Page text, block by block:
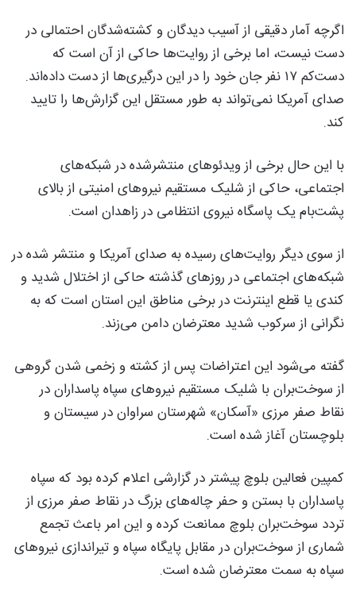
اگرچه آمار دقیقی از آسیب دیدگان و کشته‌شدگان احتمالی در
دست نیست، اما برخی از روایت‌ها حاکی از آن است که
دست‌کم ۱۷ نفر جان خود را در این درگیری‌ها از دست داده‌اند.
صدای آمریکا نمی‌تواند به طور مستقل این گزارش‌ها را تایید
کند.
با این حال برخی از ویدئوهای منتشرشده در شبکه‌های
اجتماعی، حاکی از شلیک مستقیم نیروهای امنیتی از بالای
پشت‌بام یک پاسگاه نیروی انتظامی در زاهدان است.
از سوی دیگر روایت‌های رسیده به صدای آمریکا و منتشر شده در
شبکه‌های اجتماعی در روزهای گذشته حاکی از اختلال شدید و
کندی یا قطع اینترنت در برخی مناطق این استان است که به
نگرانی از سرکوب شدید معترضان دامن می‌زند.
گفته می‌شود این اعتراضات پس از کشته و زخمی شدن گروهی
از سوخت‌بران با شلیک مستقیم نیروهای سپاه پاسداران در
نقاط صفر مرزی «آسکان» شهرستان سراوان در سیستان و
بلوچستان آغاز شده است.
کمپین فعالین بلوچ پیشتر در گزارشی اعلام کرده بود که سپاه
پاسداران با بستن و حفر چاله‌های بزرگ در نقاط صفر مرزی از
تردد سوخت‌بران بلوچ ممانعت کرده و این امر باعث تجمع
شماری از سوخت‌بران در مقابل پایگاه سپاه و تیراندازی نیروهای
سپاه به سمت معترضان شده است.